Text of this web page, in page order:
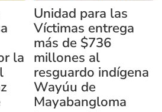
la
Unidad para las
Víctimas entrega
más de $736
millones al
resguardo indígena
Wayúu de
Mayabangloma